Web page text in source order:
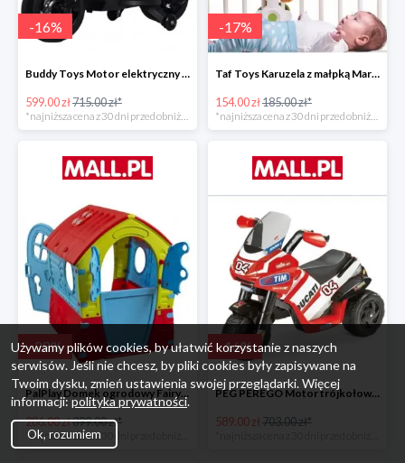
-16%
Buddy Toys Motor elektryczny BMW K1300 BEC 6011 -16%
599.00 zł715.00 zł*
-17%
Taf Toys Karuzela z małpką Marco -16%
154.00 zł185.00 zł*
-28%
PalPlay Domek ogrodowy Fairy House -28%
286.00 zł399.00 zł*
-16%
PEG PEREGO Motor trójkołowy Ducati Desmosedici -16%
589.00 zł703.00 zł*
Używamy plików cookies, by ułatwić korzystanie z naszych
serwisów. Jeśli nie chcesz, by pliki cookies były zapisywane na
Twoim dysku, zmień ustawienia swojej przeglądarki. Więcej
informacji:polityka prywatności.
Ok, rozumiem